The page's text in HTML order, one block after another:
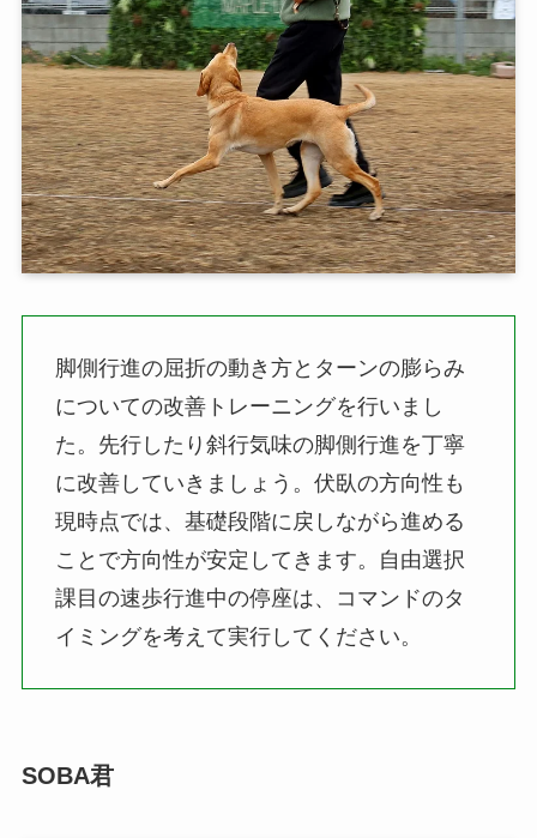
脚側行進の屈折の動き方とターンの膨らみ
についての改善トレーニングを行いまし
た。先行したり斜行気味の脚側行進を丁寧
に改善していきましょう。伏臥の方向性も
現時点では、基礎段階に戻しながら進める
ことで方向性が安定してきます。自由選択
課目の速歩行進中の停座は、コマンドのタ
イミングを考えて実行してください。
SOBA君